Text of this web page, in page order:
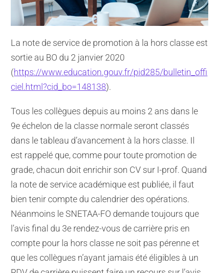
La note de service de promotion à la hors classe est
sortie au BO du 2 janvier 2020
(https://www.education.gouv.fr/pid285/bulletin_offi
ciel.html?cid_bo=148138).
Tous les collègues depuis au moins 2 ans dans le
9e échelon de la classe normale seront classés
dans le tableau d’avancement à la hors classe. Il
est rappelé que, comme pour toute promotion de
grade, chacun doit enrichir son CV sur I-prof. Quand
la note de service académique est publiée, il faut
bien tenir compte du calendrier des opérations.
Néanmoins le SNETAA-FO demande toujours que
l’avis final du 3e rendez-vous de carrière pris en
compte pour la hors classe ne soit pas pérenne et
que les collègues n’ayant jamais été éligibles à un